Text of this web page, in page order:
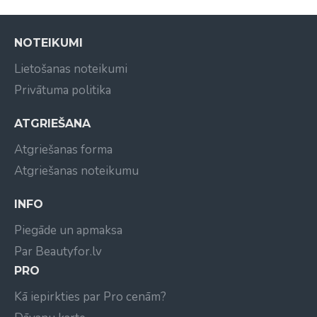
NOTEIKUMI
Lietošanas noteikumi
Privātuma politika
ATGRIEŠANA
Atgriešanas forma
Atgriešanas noteikumu
INFO
Piegāde un apmaksa
Par Beautyfor.lv
PRO
Kā iepirkties par Pro cenām?